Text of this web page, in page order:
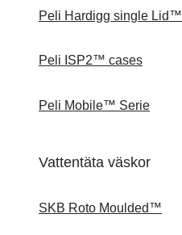
Peli Hardigg single Lid™
Peli ISP2™ cases
Peli Mobile™ Serie
Vattentäta väskor
SKB Roto Moulded™